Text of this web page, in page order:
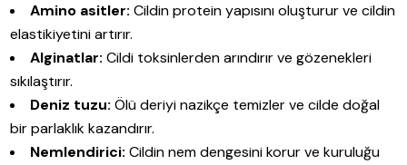
Amino asitler: Cildin protein yapısını oluşturur ve cildin
elastikiyetini artırır.
Alginatlar: Cildi toksinlerden arındırır ve gözenekleri
sıkılaştırır.
Deniz tuzu: Ölü deriyi nazikçe temizler ve cilde doğal
bir parlaklık kazandırır.
Nemlendirici: Cildin nem dengesini korur ve kuruluğu